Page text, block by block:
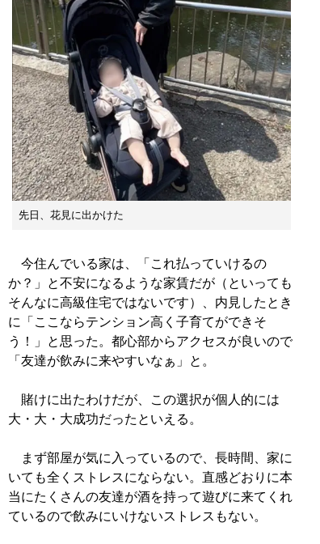
先日、花見に出かけた
今住んでいる家は、「これ払っていけるの
か？」と不安になるような家賃だが（といっても
そんなに高級住宅ではないです）、内見したとき
に「ここならテンション高く子育てができそ
う！」と思った。都心部からアクセスが良いので
「友達が飲みに来やすいなぁ」と。
賭けに出たわけだが、この選択が個人的には
大・大・大成功だったといえる。
まず部屋が気に入っているので、長時間、家に
いても全くストレスにならない。直感どおりに本
当にたくさんの友達が酒を持って遊びに来てくれ
ているので飲みにいけないストレスもない。